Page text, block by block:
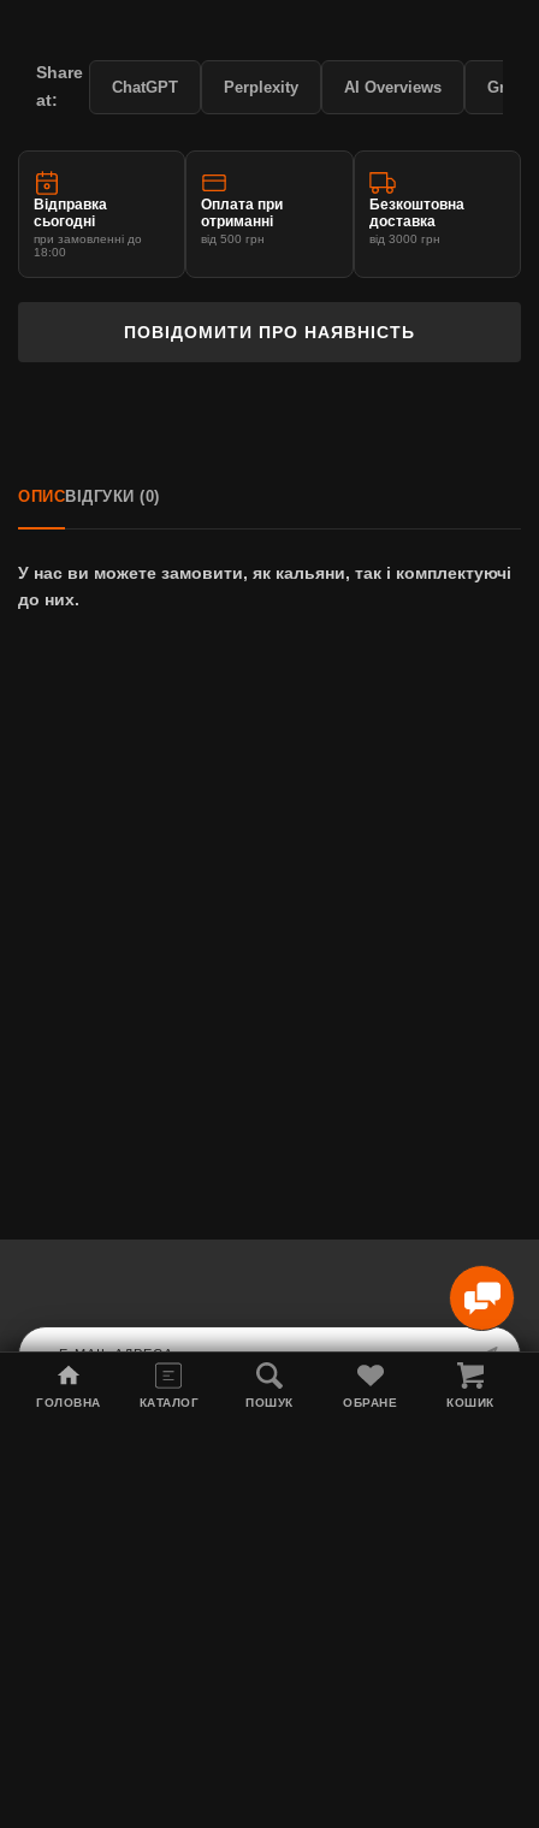
ПОВІДОМИТИ ПРО НАЯВНІСТЬ
Відправка
сьогодні
при замовленні до
18:00
Оплата при
отриманні
від 500 грн
Безкоштовна
доставка
від 3000 грн
Share
at:
ChatGPT Perplexity AI Overviews Grok
ОПИСВІДГУКИ (0)
У нас ви можете замовити, як кальяни, так і комплектуючі
до них.
ГОЛОВНА КАТАЛОГ ПОШУК ОБРАНЕ КОШИК